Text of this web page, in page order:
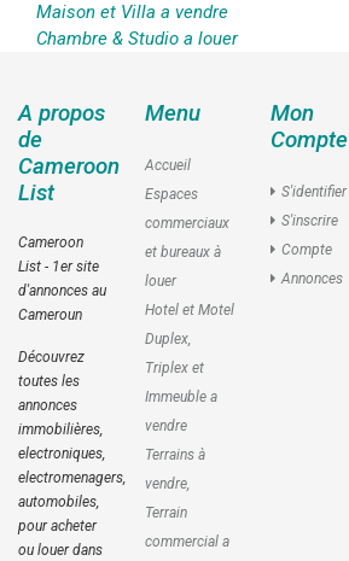
Maison et Villa a vendre
Chambre & Studio a louer
A propos
de
Cameroon
List
Cameroon
List - 1er site
d'annonces au
Cameroun
Découvrez
toutes les
annonces
immobilières,
electroniques,
electromenagers,
automobiles,
pour acheter
ou louer dans
Menu
Accueil
Espaces
commerciaux
et bureaux à
louer
Hotel et Motel
Duplex,
Triplex et
Immeuble a
vendre
Terrains à
vendre,
Terrain
commercial a
Mon
Compte
S'identifier
S'inscrire
Compte
Annonces